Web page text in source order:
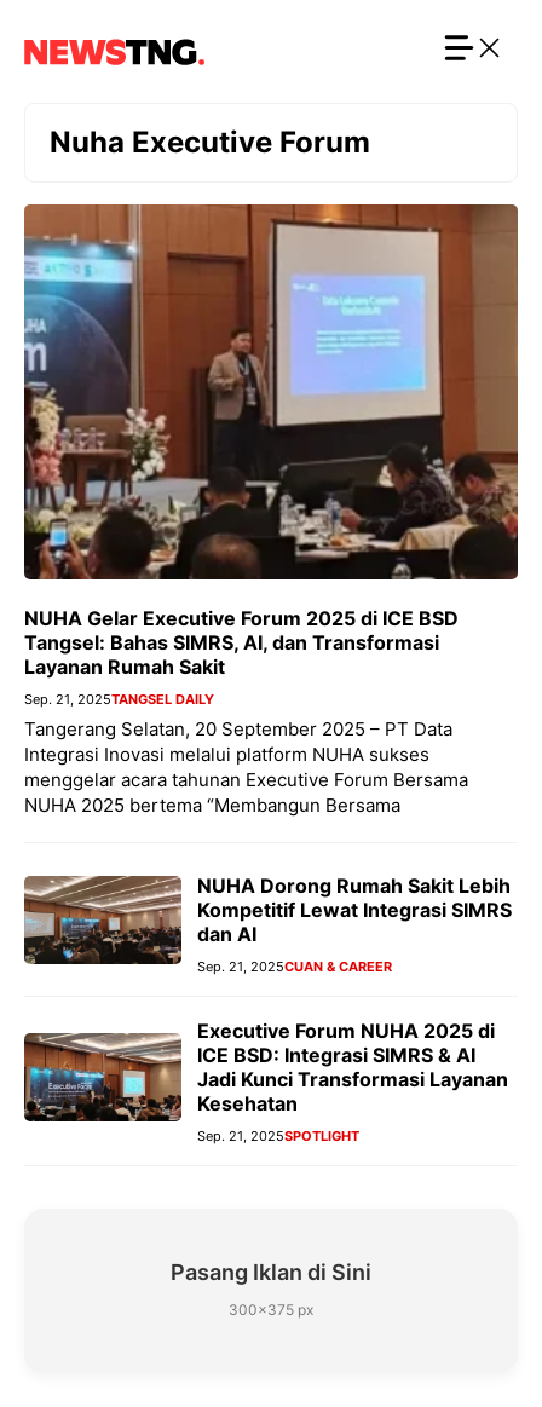
Nuha Executive Forum
NUHA Gelar Executive Forum 2025 di ICE BSD
Tangsel: Bahas SIMRS, AI, dan Transformasi
Layanan Rumah Sakit
Sep. 21, 2025TANGSEL DAILY
Tangerang Selatan, 20 September 2025 – PT Data
Integrasi Inovasi melalui platform NUHA sukses
menggelar acara tahunan Executive Forum Bersama
NUHA 2025 bertema “Membangun Bersama
NUHA Dorong Rumah Sakit Lebih
Kompetitif Lewat Integrasi SIMRS
dan AI
Sep. 21, 2025CUAN & CAREER
Executive Forum NUHA 2025 di
ICE BSD: Integrasi SIMRS & AI
Jadi Kunci Transformasi Layanan
Kesehatan
Sep. 21, 2025SPOTLIGHT
Pasang Iklan di Sini
300×375 px